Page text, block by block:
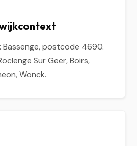
Bassenge, postcode 4690.
Sur Geer, Boirs,
Wonck.